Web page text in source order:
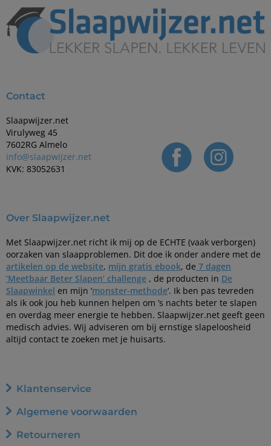
Contact
Slaapwijzer.net
Virulyweg 45
7602RG Almelo
info@slaapwijzer.net
KVK: 83052631
Over Slaapwijzer.net
Met Slaapwijzer.net richt ik mij op de ECHTE (vaak verborgen)
oorzaken van slaapproblemen. Dit doe ik onder andere met de
artikelen op de website, mijn gratis ebook, de 7 dagen
‘Meetbaar Beter Slapen’ challenge , de producten in De
Slaapwinkel en mijn ‘monster-methode‘. Ik ben pas tevreden
als ik ook jou heb kunnen helpen om ’s nachts beter te slapen
en overdag meer energie te hebben. Slaapwijzer.net geeft geen
medisch advies. Wij adviseren om bij ernstige slapeloosheid
altijd contact te zoeken met je huisarts.
Klantenservice
Algemene voorwaarden
Retourneren